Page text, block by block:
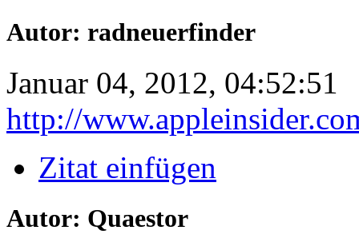
Autor: radneuerfinder
Januar 04, 2012, 04:52:51
http://
Zitat einfügen
Autor: Quaestor